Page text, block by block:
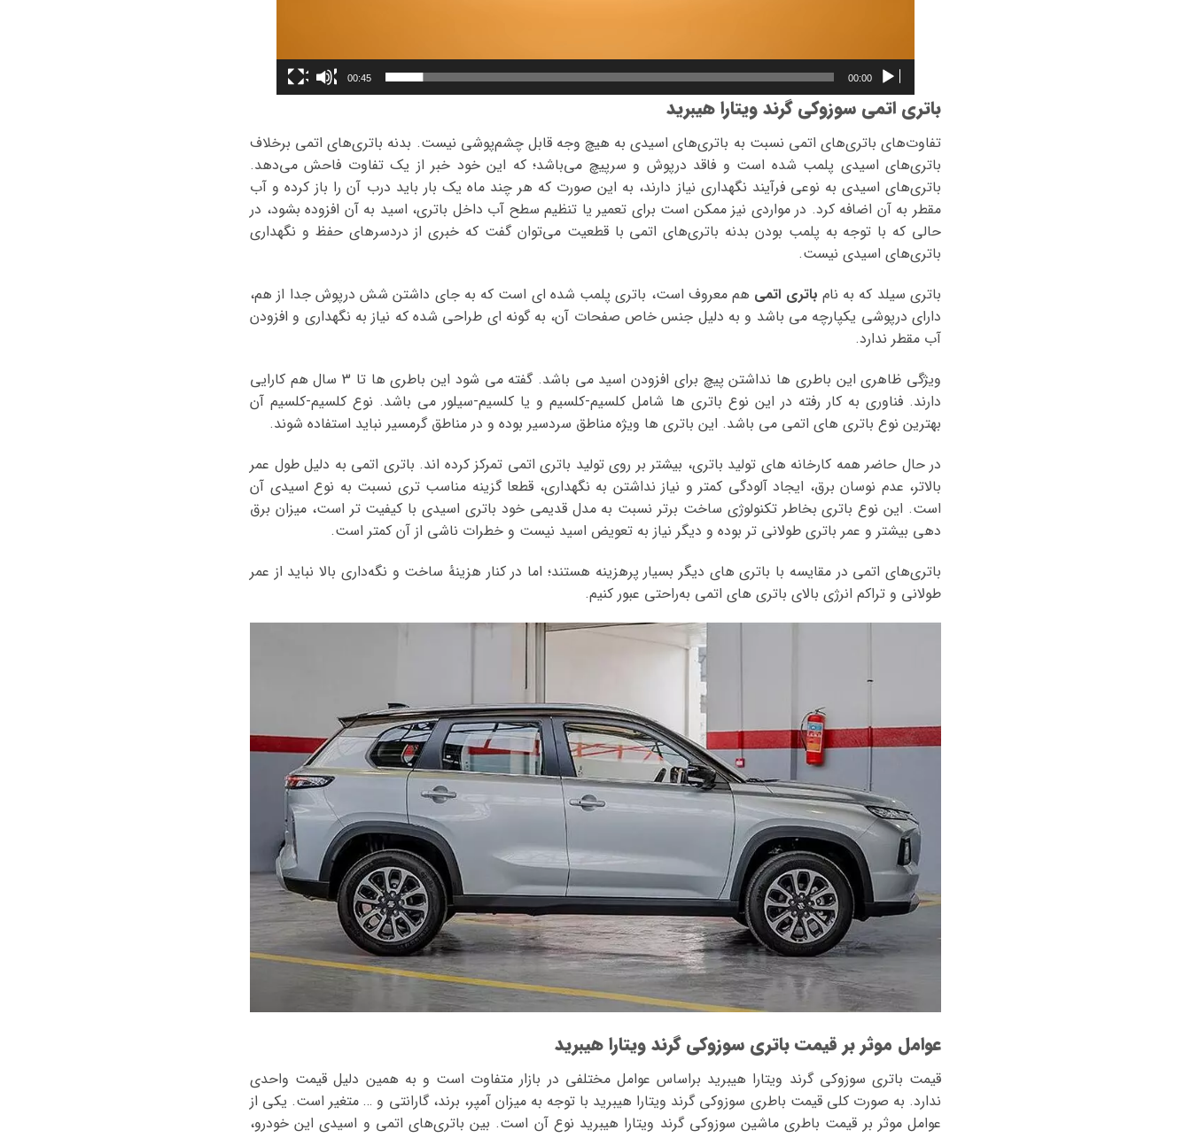
00:00
00:45
باتری اتمی سوزوکی گرند ویتارا هیبرید
تفاوت‌های باتری‌های اتمی نسبت به باتری‌های اسیدی به هیچ وجه قابل چشم‌پوشی نیست. بدنه باتری‌های اتمی برخلاف
باتری‌های اسیدی پلمب شده است و فاقد درپوش و سرپیچ می‌باشد؛ که این خود خبر از یک تفاوت فاحش می‌دهد.
باتری‌های اسیدی به نوعی فرآیند نگهداری نیاز دارند، به این صورت که هر چند ماه یک بار باید درب آن را باز کرده و آب
مقطر به آن اضافه کرد. در مواردی نیز ممکن است برای تعمیر یا تنظیم سطح آب داخل باتری، اسید به آن افزوده بشود، در
حالی که با توجه به پلمب بودن بدنه باتری‌های اتمی با قطعیت می‌توان گفت که خبری از دردسرهای حفظ و نگهداری
باتری‌های اسیدی نیست.
باتری سیلد که به نام باتری اتمی هم معروف است، باتری پلمب شده ای است که به جای داشتن شش درپوش جدا از هم،
دارای درپوشی یکپارچه می باشد و به دلیل جنس خاص صفحات آن، به گونه ای طراحی شده که نیاز به نگهداری و افزودن
آب مقطر ندارد.
ویژگی ظاهری این باطری ها نداشتن پیچ برای افزودن اسید می باشد. گفته می شود این باطری ها تا 3 سال هم کارایی
دارند. فناوری به کار رفته در این نوع باتری ها شامل کلسیم-کلسیم و یا کلسیم-سیلور می باشد. نوع کلسیم-کلسیم آن
بهترین نوع باتری های اتمی می باشد. این باتری ها ویژه مناطق سردسیر بوده و در مناطق گرمسیر نباید استفاده شوند.
در حال حاضر همه کارخانه های تولید باتری، بیشتر بر روی تولید باتری اتمی تمرکز کرده اند. باتری اتمی به دلیل طول عمر
بالاتر، عدم نوسان برق، ایجاد آلودگی کمتر و نیاز نداشتن به نگهداری، قطعا گزینه مناسب تری نسبت به نوع اسیدی آن
است. این نوع باتری بخاطر تکنولوژی ساخت برتر نسبت به مدل قدیمی خود باتری اسیدی با کیفیت تر است، میزان برق
دهی بیشتر و عمر باتری طولانی تر بوده و دیگر نیاز به تعویض اسید نیست و خطرات ناشی از آن کمتر است.
باتری‌های اتمی در مقایسه با باتری‌ های دیگر بسیار پرهزینه هستند؛ اما در کنار هزینهٔ ساخت و نگه‌داری بالا نباید از عمر
طولانی و تراکم انرژی بالای باتری‌ های اتمی به‌راحتی عبور کنیم.
عوامل موثر بر قیمت باتری سوزوکی گرند ویتارا هیبرید
قیمت باتری سوزوکی گرند ویتارا هیبرید بر‌اساس عوامل مختلفی در بازار متفاوت است و به همین دلیل قیمت واحدی
ندارد. به صورت کلی قیمت باطری سوزوکی گرند ویتارا هیبرید با توجه به میزان آمپر، برند، گارانتی و … متغیر است. یکی از
عوامل موثر بر قیمت باطری ماشین سوزوکی گرند ویتارا هیبرید نوع آن است. بین باتری‌های اتمی و اسیدی این خودرو،